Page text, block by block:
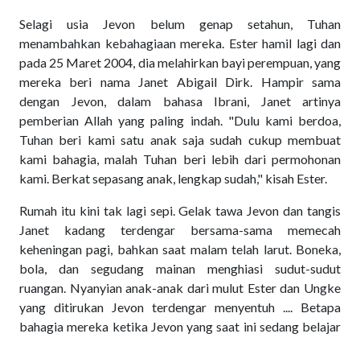
Selagi usia Jevon belum genap setahun, Tuhan
menambahkan kebahagiaan mereka. Ester hamil lagi dan
pada 25 Maret 2004, dia melahirkan bayi perempuan, yang
mereka beri nama Janet Abigail Dirk. Hampir sama
dengan Jevon, dalam bahasa Ibrani, Janet artinya
pemberian Allah yang paling indah. "Dulu kami berdoa,
Tuhan beri kami satu anak saja sudah cukup membuat
kami bahagia, malah Tuhan beri lebih dari permohonan
kami. Berkat sepasang anak, lengkap sudah," kisah Ester.
Rumah itu kini tak lagi sepi. Gelak tawa Jevon dan tangis
Janet kadang terdengar bersama-sama memecah
keheningan pagi, bahkan saat malam telah larut. Boneka,
bola, dan segudang mainan menghiasi sudut-sudut
ruangan. Nyanyian anak-anak dari mulut Ester dan Ungke
yang ditirukan Jevon terdengar menyentuh .... Betapa
bahagia mereka ketika Jevon yang saat ini sedang belajar